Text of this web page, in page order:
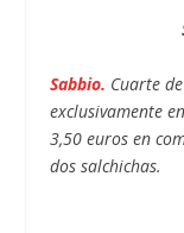
Sabbio. Cuarte
exclusivamente
3,50 euros en
dos salchichas.